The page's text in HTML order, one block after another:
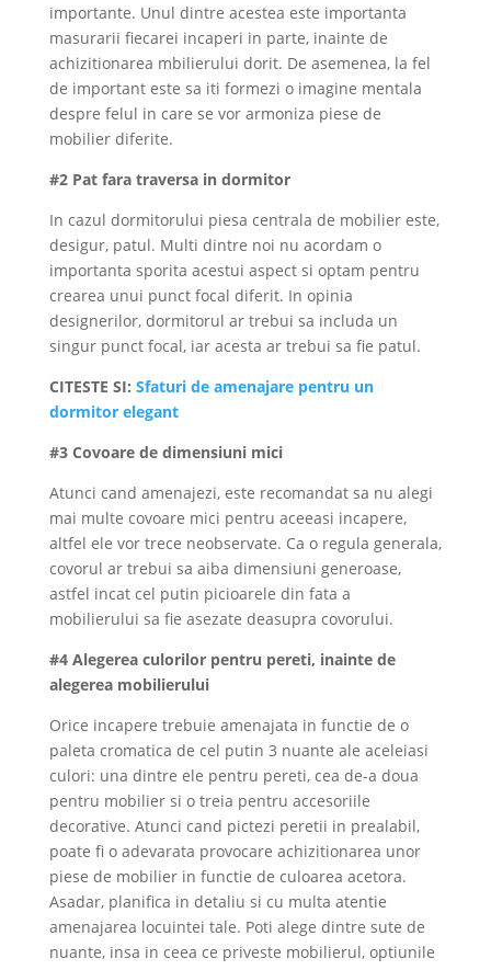
importante. Unul dintre acestea este importanta
masurarii fiecarei incaperi in parte, inainte de
achizitionarea mbilierului dorit. De asemenea, la fel
de important este sa iti formezi o imagine mentala
despre felul in care se vor armoniza piese de
mobilier diferite.
#2 Pat fara traversa in dormitor
In cazul dormitorului piesa centrala de mobilier este,
desigur, patul. Multi dintre noi nu acordam o
importanta sporita acestui aspect si optam pentru
crearea unui punct focal diferit. In opinia
designerilor, dormitorul ar trebui sa includa un
singur punct focal, iar acesta ar trebui sa fie patul.
CITESTE SI: Sfaturi de amenajare pentru un
dormitor elegant
#3 Covoare de dimensiuni mici
Atunci cand amenajezi, este recomandat sa nu alegi
mai multe covoare mici pentru aceeasi incapere,
altfel ele vor trece neobservate. Ca o regula generala,
covorul ar trebui sa aiba dimensiuni generoase,
astfel incat cel putin picioarele din fata a
mobilierului sa fie asezate deasupra covorului.
#4 Alegerea culorilor pentru pereti, inainte de
alegerea mobilierului
Orice incapere trebuie amenajata in functie de o
paleta cromatica de cel putin 3 nuante ale aceleiasi
culori: una dintre ele pentru pereti, cea de-a doua
pentru mobilier si o treia pentru accesoriile
decorative. Atunci cand pictezi peretii in prealabil,
poate fi o adevarata provocare achizitionarea unor
piese de mobilier in functie de culoarea acetora.
Asadar, planifica in detaliu si cu multa atentie
amenajarea locuintei tale. Poti alege dintre sute de
nuante, insa in ceea ce priveste mobilierul, optiunile